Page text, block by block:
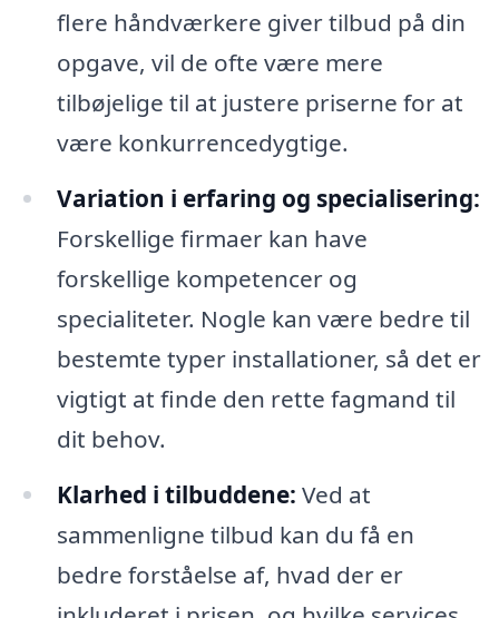
flere håndværkere giver tilbud på din
opgave, vil de ofte være mere
tilbøjelige til at justere priserne for at
være konkurrencedygtige.
Variation i erfaring og specialisering:
Forskellige firmaer kan have
forskellige kompetencer og
specialiteter. Nogle kan være bedre til
bestemte typer installationer, så det er
vigtigt at finde den rette fagmand til
dit behov.
Klarhed i tilbuddene: Ved at
sammenligne tilbud kan du få en
bedre forståelse af, hvad der er